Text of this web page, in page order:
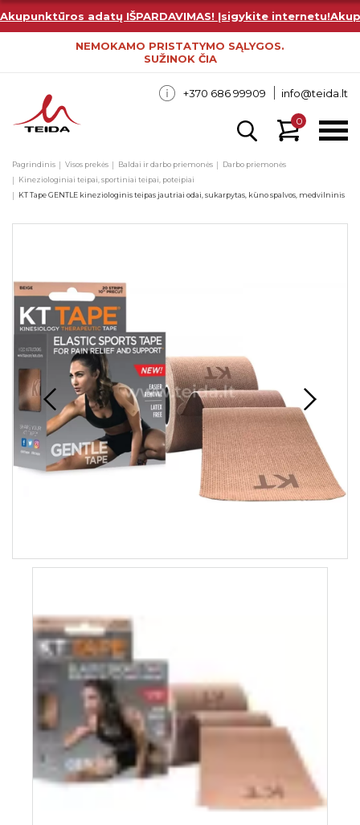
Akupunktūros adatų IŠPARDAVIMAS! Įsigykite internetu!
NEMOKAMO PRISTATYMO SĄLYGOS.
SUŽINOK ČIA
0
+370 686 99909 info@teida.lt
Pagrindinis Visos prekės Baldai ir darbo priemonės
Darbo priemonės
Kineziologiniai teipai, sportiniai teipai, poteipiai
KT Tape GENTLE kineziologinis teipas jautriai odai, sukarpytas, kūno spalvos, medvilninis